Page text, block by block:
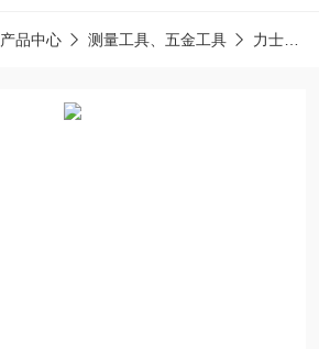
产品中心 测量工具、五金工具 力士乐